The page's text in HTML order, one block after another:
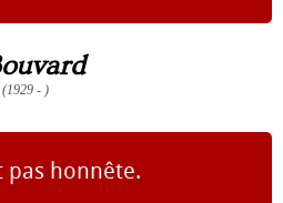
- )
pas honnête.